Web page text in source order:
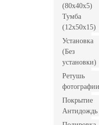
(80x40x5)
Тумба
(12x50x15)
Установка
(Без
установки)
Ретушь
фотографии
Покрытие
Антидождь